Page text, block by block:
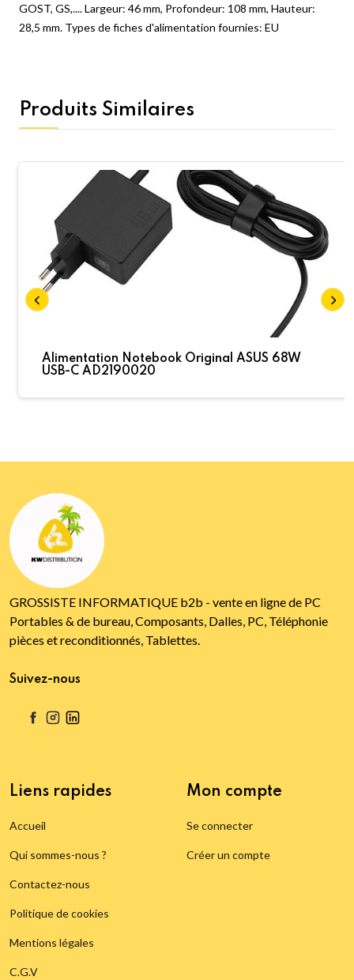
GOST, GS,.... Largeur: 46 mm, Profondeur: 108 mm, Hauteur:
28,5 mm. Types de fiches d'alimentation fournies: EU
Produits Similaires
Alimentation Notebook Original ASUS 68W
USB-C AD2190020
GROSSISTE INFORMATIQUE b2b - vente en ligne de PC
Portables & de bureau, Composants, Dalles, PC, Téléphonie
pièces et reconditionnés, Tablettes.
Suivez-nous
Liens rapides
Accueil
Qui sommes-nous ?
Contactez-nous
Politique de cookies
Mentions légales
C.G.V
Mon compte
Se connecter
Créer un compte